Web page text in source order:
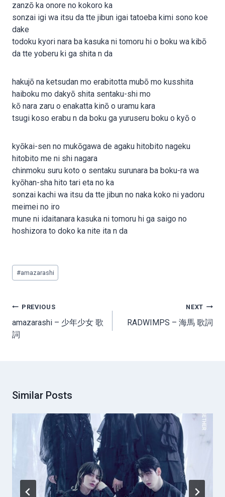
zanzō ka onore no kokoro ka
sonzai igi wa itsu da tte jibun igai tatoeba kimi sono koe
dake
todoku kyori nara ba kasuka ni tomoru hi o boku wa kibō
da tte yoberu ki ga shita n da
hakujō na ketsudan mo erabitotta mubō mo kusshita
haiboku mo dakyō shita sentaku-shi mo
kō nara zaru o enakatta kinō o uramu kara
tsugi koso erabu n da boku ga yuruseru boku o kyō o
kyōkai-sen no mukōgawa de agaku hitobito nageku
hitobito me ni shi nagara
chinmoku suru koto o sentaku surunara ba boku-ra wa
kyōhan-sha hito tari eta no ka
sonzai kachi wa itsu da tte jibun no naka koko ni yadoru
meimei no iro
mune ni idaitanara kasuka ni tomoru hi ga saigo no
hoshizora to doko ka nite ita n da
Post
Tags:
#amazarashi
Post
navigation
PREVIOUS
amazarashi – 少年少女 歌
詞
NEXT
RADWIMPS – 海馬 歌詞
Similar Posts